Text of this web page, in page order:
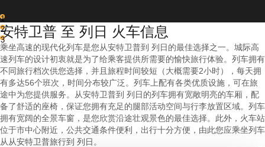
1
2
3
安特卫普 至 列日 火车信息
乘坐高速的现代化列车是您从安特卫普到 列日的最佳选择之一。城际高
速列车的设计初衷就是为了给乘客提供所需要的愉快旅行体验。列车拥有
不同旅行档次供您选择，并且旅程时间较短（大概需要2小时），每天拥
有多达56个班次，时间分布较广泛。列车上配有各类优质设施，可在旅
途中为您提供服务。从安特卫普到 列日的列车拥有宽敞明亮的车厢，配
备了舒适的座椅，保证您拥有充足的腿部活动空间与行李放置区域。列车
拥有宽阔的全景车窗，是您欣赏沿途壮观景色的最佳选择。此外，火车站
位于市中心附近，公共交通条件便利，出行十分方便，由此您应乘坐列车
从从安特卫普旅行到 列日。